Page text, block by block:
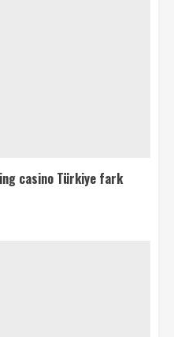
casino Türkiye fark